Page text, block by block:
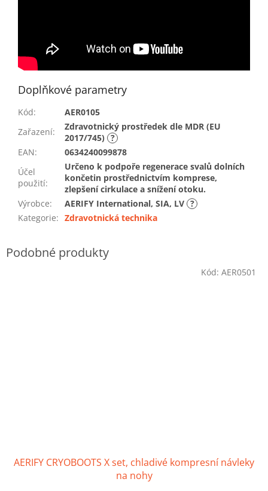
Doplňkové parametry
Kód:
AER0105
Zařazení:
Zdravotnický prostředek dle MDR (EU
2017/745) ?
EAN:
0634240099878
Účel
použití:
Určeno k podpoře regenerace svalů dolních
končetin prostřednictvím komprese,
zlepšení cirkulace a snížení otoku.
Výrobce: AERIFY International, SIA, LV ?
Kategorie: Zdravotnická technika
AERIFY CRYOBOOTS X set, chladivé kompresní návleky
na nohy
Kód: AER0501